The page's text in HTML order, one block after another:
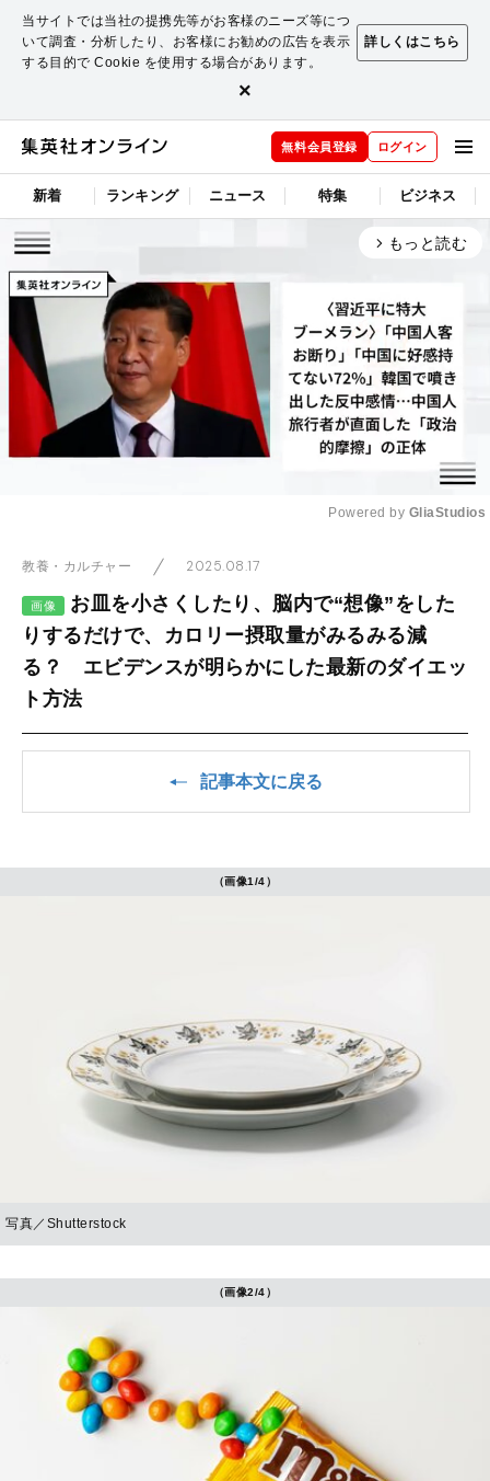
当サイトでは当社の提携先等がお客様のニーズ等につ
いて調査・分析したり、お客様にお勧めの広告を表示
する目的で Cookie を使用する場合があります。
詳しくはこちら
×
無料会員登録 ログイン
新着 ランキング ニュース 特集 ビジネス
arrow_forward_ios もっと読む
Powered by GliaStudios
教養・カルチャー 2025.08.17
画像
お皿を小さくしたり、脳内で“想像”をした
りするだけで、カロリー摂取量がみるみる減
る？ エビデンスが明らかにした最新のダイエッ
ト方法
記事本文に戻る
（画像1/4）
写真／Shutterstock
（画像2/4）